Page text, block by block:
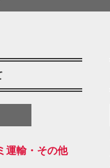
運輸・その他